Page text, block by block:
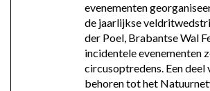
evenementen
de jaarlijkse
der Poel, Brabantse Wal
incidentele evenementen
circusoptredens. Een deel
behoren tot het